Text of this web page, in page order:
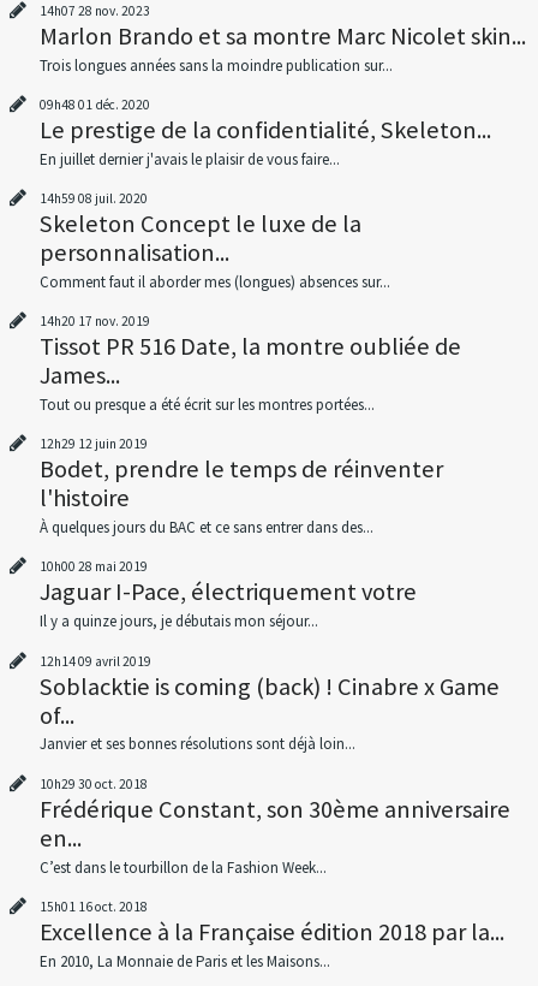
14h07 28 nov. 2023
Marlon Brando et sa montre Marc Nicolet skin...
Trois longues années sans la moindre publication sur...
09h48 01 déc. 2020
Le prestige de la confidentialité, Skeleton...
En juillet dernier j'avais le plaisir de vous faire...
14h59 08 juil. 2020
Skeleton Concept le luxe de la
personnalisation...
Comment faut il aborder mes (longues) absences sur...
14h20 17 nov. 2019
Tissot PR 516 Date, la montre oubliée de
James...
Tout ou presque a été écrit sur les montres portées...
12h29 12 juin 2019
Bodet, prendre le temps de réinventer
l'histoire
À quelques jours du BAC et ce sans entrer dans des...
10h00 28 mai 2019
Jaguar I-Pace, électriquement votre
Il y a quinze jours, je débutais mon séjour...
12h1409 avril 2019
Soblacktie is coming (back) ! Cinabre x Game
of...
Janvier et ses bonnes résolutions sont déjà loin...
10h29 30 oct. 2018
Frédérique Constant, son 30ème anniversaire
en...
C’est dans le tourbillon de la Fashion Week...
15h01 16oct. 2018
Excellence à la Française édition 2018 par la...
En 2010, La Monnaie de Paris et les Maisons...